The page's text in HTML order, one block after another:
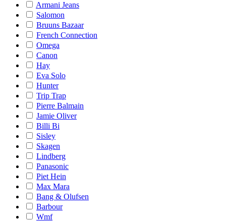
Armani Jeans
Salomon
Bruuns Bazaar
French Connection
Omega
Canon
Hay
Eva Solo
Hunter
Trip Trap
Pierre Balmain
Jamie Oliver
Billi Bi
Sisley
Skagen
Lindberg
Panasonic
Piet Hein
Max Mara
Bang & Olufsen
Barbour
Wmf